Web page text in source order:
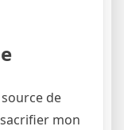
source de
mon